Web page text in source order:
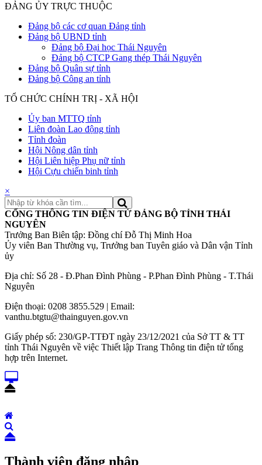
ĐẢNG ỦY TRỰC THUỘC
Đảng bộ các cơ quan Đảng tỉnh
Đảng bộ UBND tỉnh
Đảng bộ Đại học Thái Nguyên
Đảng bộ CTCP Gang thép Thái Nguyên
Đảng bộ Quân sự tỉnh
Đảng bộ Công an tỉnh
TỔ CHỨC CHÍNH TRỊ - XÃ HỘI
Ủy ban MTTQ tỉnh
Liên đoàn Lao động tỉnh
Tỉnh đoàn
Hội Nông dân tỉnh
Hội Liên hiệp Phụ nữ tỉnh
Hội Cựu chiến binh tỉnh
×
CỔNG THÔNG TIN ĐIỆN TỬ ĐẢNG BỘ TỈNH THÁI
NGUYÊN
Trưởng Ban Biên tập: Đồng chí Đỗ Thị Minh Hoa
Ủy viên Ban Thường vụ, Trưởng ban Tuyên giáo và Dân vận Tỉnh
ủy
Địa chỉ: Số 28 - Đ.Phan Đình Phùng - P.Phan Đình Phùng - T.Thái
Nguyên
Điện thoại: 0208 3855.529 | Email:
vanthu.btgtu@thainguyen.gov.vn
Giấy phép số: 230/GP-TTĐT ngày 23/12/2021 của Sở TT & TT
tỉnh Thái Nguyên về việc Thiết lập Trang Thông tin điện tử tổng
hợp trên Internet.
Thành viên đăng nhập